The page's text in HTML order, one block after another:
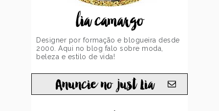
lia camargo
Designer por formação e blogueira desde
2000. Aqui no blog falo sobre moda,
beleza e estilo de vida!
Anuncie no just Lia